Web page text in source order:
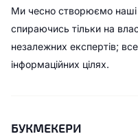
Ми чесно створюємо наші
спираючись тільки на
незалежних експертів;
інформаційних цілях.
БУКМЕКЕРИ